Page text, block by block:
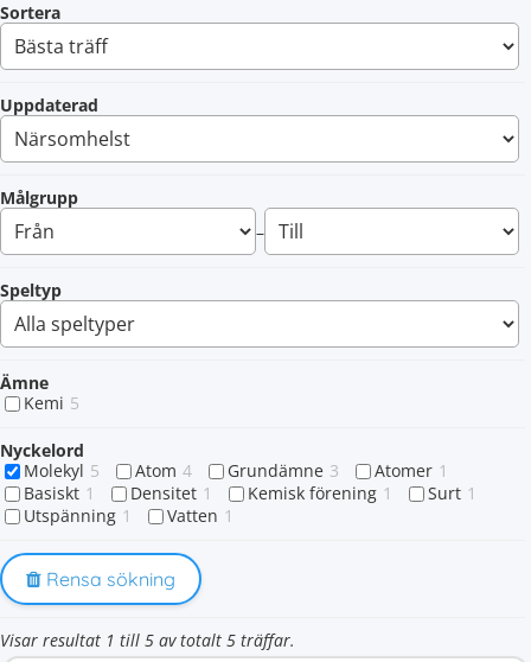
Sortera
Uppdaterad
Målgrupp
–
Speltyp
Ämne
Kemi 5
Nyckelord
Molekyl 5 Atom 4 Grundämne 3 Atomer 1
Basiskt 1 Densitet 1 Kemisk förening 1 Surt 1
Utspänning 1 Vatten 1
Rensa sökning
Visar resultat 1 till 5 av totalt 5 träffar.